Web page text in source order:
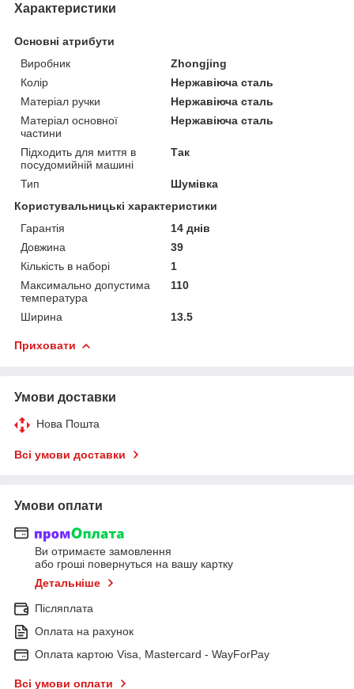
Характеристики
Основні атрибути
Виробник
Zhongjing
Колір
Нержавіюча сталь
Матеріал ручки
Нержавіюча сталь
Матеріал основної
частини
Нержавіюча сталь
Підходить для миття в
посудомийній машині
Так
Тип
Шумівка
Користувальницькі характеристики
Гарантія
14 днів
Довжина
39
Кількість в наборі
1
Максимально допустима
температура
110
Ширина 13.5
Приховати
Умови доставки
Нова Пошта
Всі умови доставки
Умови оплати
Ви отримаєте замовлення
або гроші повернуться на вашу картку
Детальніше
Післяплата
Оплата на рахунок
Оплата картою Visa, Mastercard - WayForPay
Всі умови оплати